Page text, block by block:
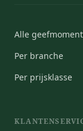
Alle
Per branche
Per prijsklasse